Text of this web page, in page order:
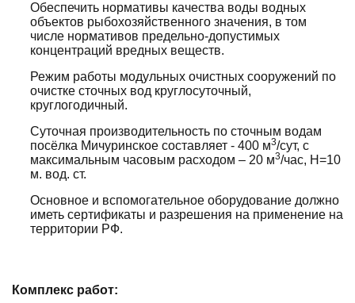
Обеспечить нормативы качества воды водных
объектов рыбохозяйственного значения, в том
числе нормативов предельно-допустимых
концентраций вредных веществ.
Режим работы модульных очистных сооружений по
очистке сточных вод круглосуточный,
круглогодичный.
Суточная производительность по сточным водам
посёлка Мичуринское составляет - 400 м3/сут, с
максимальным часовым расходом – 20 м3/час, Н=10
м. вод. ст.
Основное и вспомогательное оборудование должно
иметь сертификаты и разрешения на применение на
территории РФ.
Комплекс работ: